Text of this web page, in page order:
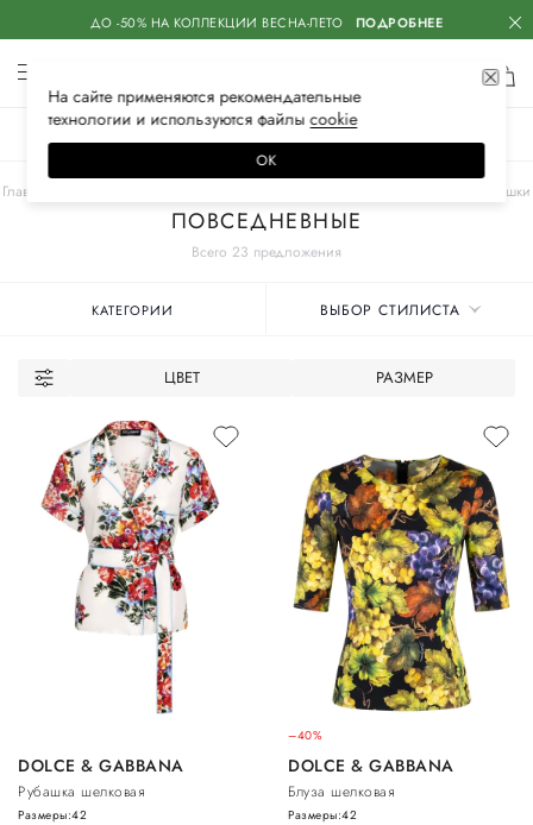
ДО -50% НА КОЛЛЕКЦИИ ВЕСНА-ЛЕТО ПОДРОБНЕЕ
Всего 23 предложения
Главная Блузы и рубашки
ПОВСЕДНЕВНЫЕ
КАТЕГОРИИ ВЫБОР СТИЛИСТА
ЦВЕТ РАЗМЕР
DOLCE & GABBANA
Рубашка шелковая
Размеры:42
–40%
DOLCE & GABBANA
Блуза шелковая
Размеры:42
На сайте применяются рекомендательные
технологии и используются файлысооkiе
ОК